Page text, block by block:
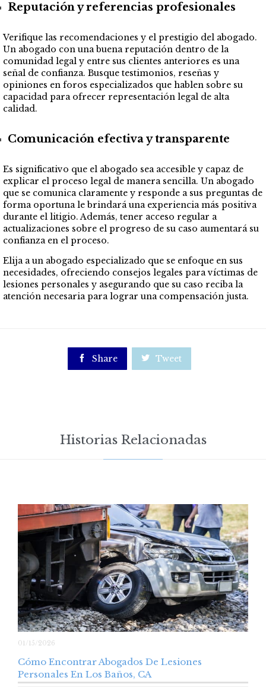
Reputación y referencias profesionales
Verifique las recomendaciones y el prestigio del abogado.
Un abogado con una buena reputación dentro de la
comunidad legal y entre sus clientes anteriores es una
señal de confianza. Busque testimonios, reseñas y
opiniones en foros especializados que hablen sobre su
capacidad para ofrecer representación legal de alta
calidad.
Comunicación efectiva y transparente
Es significativo que el abogado sea accesible y capaz de
explicar el proceso legal de manera sencilla. Un abogado
que se comunica claramente y responde a sus preguntas de
forma oportuna le brindará una experiencia más positiva
durante el litigio. Además, tener acceso regular a
actualizaciones sobre el progreso de su caso aumentará su
confianza en el proceso.
Elija a un abogado especializado que se enfoque en sus
necesidades, ofreciendo consejos legales para víctimas de
lesiones personales y asegurando que su caso reciba la
atención necesaria para lograr una compensación justa.
 Share  Tweet
Historias Relacionadas
01/15/2026
Cómo Encontrar Abogados De Lesiones
Personales En Los Baños, CA